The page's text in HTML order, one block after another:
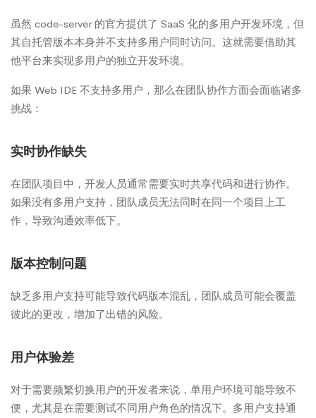
虽然 code-server 的官方提供了 SaaS 化的多用户开发环境，但
其自托管版本本身并不支持多用户同时访问。这就需要借助其
他平台来实现多用户的独立开发环境。
如果 Web IDE 不支持多用户，那么在团队协作方面会面临诸多
挑战：
实时协作缺失
在团队项目中，开发人员通常需要实时共享代码和进行协作。
如果没有多用户支持，团队成员无法同时在同一个项目上工
作，导致沟通效率低下。
版本控制问题
缺乏多用户支持可能导致代码版本混乱，团队成员可能会覆盖
彼此的更改，增加了出错的风险。
用户体验差
对于需要频繁切换用户的开发者来说，单用户环境可能导致不
便，尤其是在需要测试不同用户角色的情况下。多用户支持通